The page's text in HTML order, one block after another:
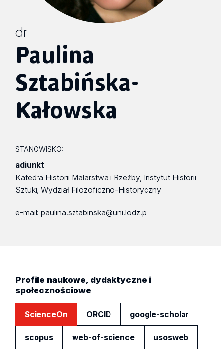
dr
Paulina
Sztabińska-
Kałowska
STANOWISKO:
adiunkt
Katedra Historii Malarstwa i Rzeźby, Instytut Historii
Sztuki, Wydział Filozoficzno-Historyczny
e-mail:paulina.sztabinska@uni.lodz.pl
Profile naukowe, dydaktyczne i
społecznościowe
ScienceOn ORCID google-scholar
scopus web-of-science usosweb